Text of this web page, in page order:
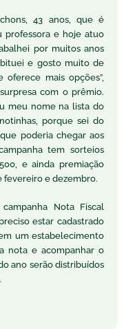
43 anos, que é
professora e hoje atuo
por muitos anos
e gosto muito de
mais opções”,
com o prêmio.
meu nome na lista do
porque sei do
poderia chegar aos
tem sorteios
e ainda premiação
fevereiro e dezembro.
Nota Fiscal
estar cadastrado
um estabelecimento
nota e acompanhar o
ano serão distribuídos